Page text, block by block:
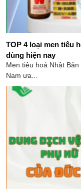
TOP 4 loại men tiêu
dùng hiện nay
Men tiêu hoá Nhật
Nam ưa...